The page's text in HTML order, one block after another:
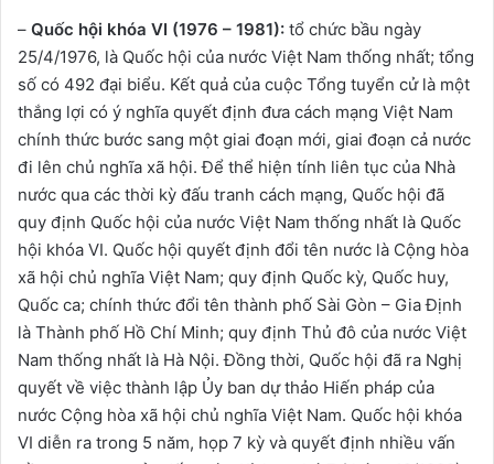
– Quốc hội khóa VI (1976 – 1981): tổ chức bầu ngày
25/4/1976, là Quốc hội của nước Việt Nam thống nhất; tổng
số có 492 đại biểu. Kết quả của cuộc Tổng tuyển cử là một
thắng lợi có ý nghĩa quyết định đưa cách mạng Việt Nam
chính thức bước sang một giai đoạn mới, giai đoạn cả nước
đi lên chủ nghĩa xã hội. Để thể hiện tính liên tục của Nhà
nước qua các thời kỳ đấu tranh cách mạng, Quốc hội đã
quy định Quốc hội của nước Việt Nam thống nhất là Quốc
hội khóa VI. Quốc hội quyết định đổi tên nước là Cộng hòa
xã hội chủ nghĩa Việt Nam; quy định Quốc kỳ, Quốc huy,
Quốc ca; chính thức đổi tên thành phố Sài Gòn – Gia Định
là Thành phố Hồ Chí Minh; quy định Thủ đô của nước Việt
Nam thống nhất là Hà Nội. Đồng thời, Quốc hội đã ra Nghị
quyết về việc thành lập Ủy ban dự thảo Hiến pháp của
nước Cộng hòa xã hội chủ nghĩa Việt Nam. Quốc hội khóa
VI diễn ra trong 5 năm, họp 7 kỳ và quyết định nhiều vấn